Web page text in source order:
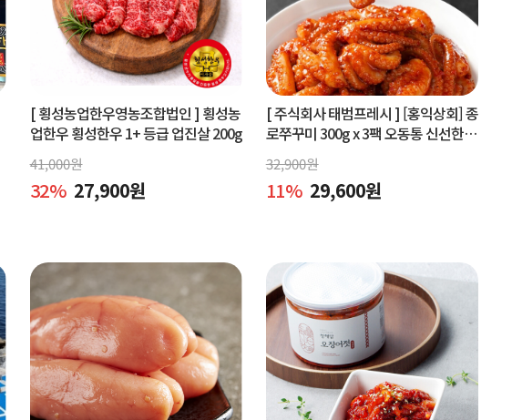
[ 횡성농업한우영농조합법인 ] 횡성농
업한우 횡성한우 1+ 등급 업진살 200g
41,000원
32% 27,900원
[ 주식회사 태범프레시 ] [홍익상회] 종
로쭈꾸미 300g x 3팩 오동통 신선한원
물맛 그대로
32,900원
11% 29,600원